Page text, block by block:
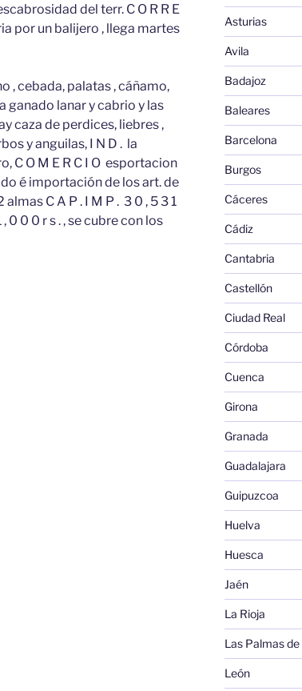
del terr. C O R R E
por un balijero , llega martes
, cebada, palatas , cáñamo,
ganado lanar y cabrio y las
caza de perdices, liebres ,
y anguilas, I N D . la
C O M E R C I O esportacion
é importación de los art. de
C A P . I M P . 3 0 , 5 3 1
0 0 0 r s . , se cubre con los
Asturias
Avila
Badajoz
Baleares
Barcelona
Burgos
Cáceres
Cádiz
Cantabria
Castellón
Ciudad Real
Córdoba
Cuenca
Girona
Granada
Guadalajara
Guipuzcoa
Huelva
Huesca
Jaén
La Rioja
Las Palmas
León